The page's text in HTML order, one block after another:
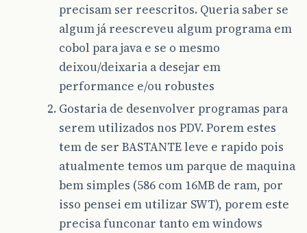
precisam ser reescritos. Queria saber se
algum já reescreveu algum programa em
cobol para java e se o mesmo
deixou/deixaria a desejar em
performance e/ou robustes
Gostaria de desenvolver programas para
serem utilizados nos PDV. Porem estes
tem de ser BASTANTE leve e rapido pois
atualmente temos um parque de maquina
bem simples (586 com 16MB de ram, por
isso pensei em utilizar SWT), porem este
precisa funconar tanto em windows